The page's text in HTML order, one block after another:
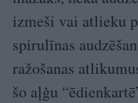
izmeši vai atlieku
spirulīnas
ražošanas
šo aļģu